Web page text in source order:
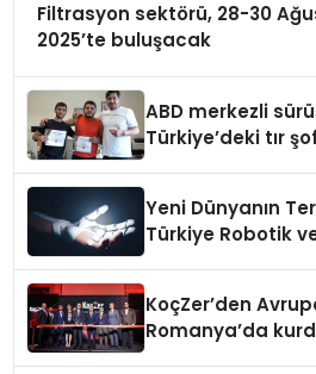
Filtrasyon sektörü, 28-30
2025’te buluşacak
ABD merkezli
Türkiye’deki tır
Yeni Dünyanın
Türkiye Robotik
KoçZer’den
Romanya’da